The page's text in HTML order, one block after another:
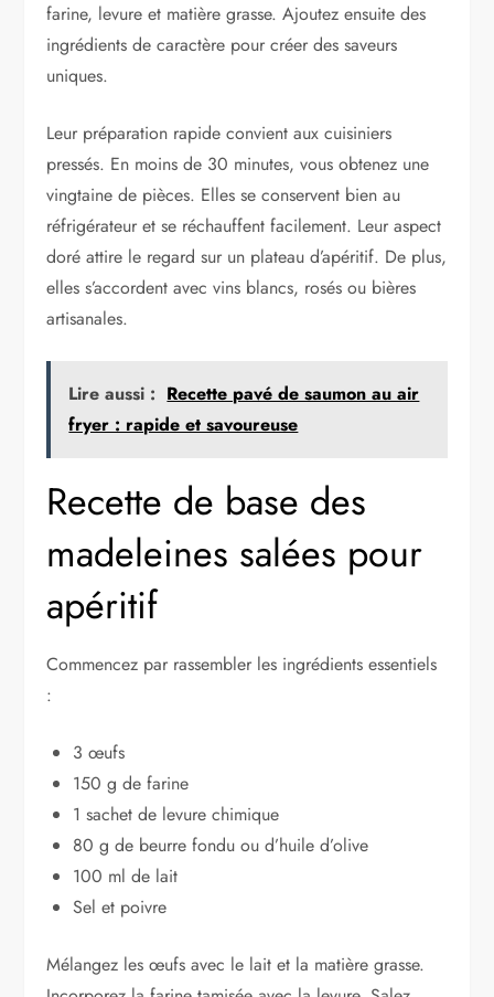
farine, levure et matière grasse. Ajoutez ensuite des
ingrédients de caractère pour créer des saveurs
uniques.
Leur préparation rapide convient aux cuisiniers
pressés. En moins de 30 minutes, vous obtenez une
vingtaine de pièces. Elles se conservent bien au
réfrigérateur et se réchauffent facilement. Leur aspect
doré attire le regard sur un plateau d’apéritif. De plus,
elles s’accordent avec vins blancs, rosés ou bières
artisanales.
Lire aussi : Recette pavé de saumon au air
fryer : rapide et savoureuse
Recette de base des
madeleines salées pour
apéritif
Commencez par rassembler les ingrédients essentiels
:
3 œufs
150 g de farine
1 sachet de levure chimique
80 g de beurre fondu ou d’huile d’olive
100 ml de lait
Sel et poivre
Mélangez les œufs avec le lait et la matière grasse.